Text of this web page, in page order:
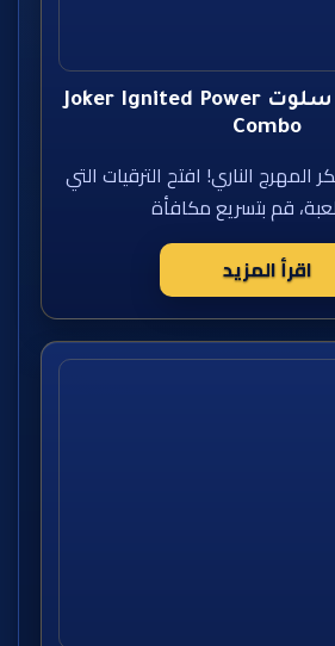
مراجعة لعبة سلوت Joker Ignited Power
Combo
الناري! افتح الترقيات التي
قم بتسريع مكافأة
اقرأ المزيد